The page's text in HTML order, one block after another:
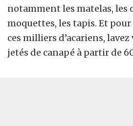
notamment les matelas, les
moquettes, les tapis. Et
ces milliers d’acariens, lavez
jetés de canapé à partir de